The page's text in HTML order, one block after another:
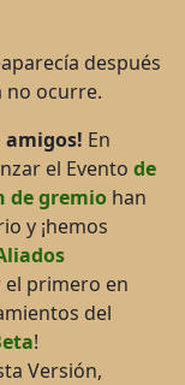
después
no ocurre.
amigos! En
el Evento de
de gremio han
y ¡hemos
el primero en
del
!
Versión,